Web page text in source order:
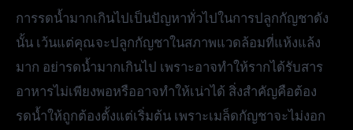
การรดน้ำมากเกินไปเป็นปัญหาทั่วไปในการปลูกกัญชาดัง
นั้น เว้นแต่คุณจะปลูกกัญชาในสภาพแวดล้อมที่แห้งแล้ง
มาก อย่ารดน้ำมากเกินไป เพราะอาจทำให้รากได้รับสาร
อาหารไม่เพียงพอหรืออาจทำให้เน่าได้ สิ่งสำคัญคือต้อง
รดน้ำให้ถูกต้องตั้งแต่เริ่มต้น เพราะเมล็ดกัญชาจะไม่งอก